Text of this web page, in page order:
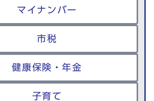
マイナンバー
市税
健康保険・年金
子育て